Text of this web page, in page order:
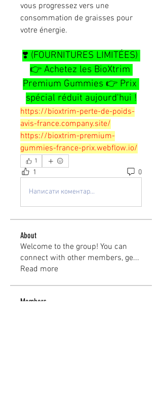
vous progressez vers une
consommation de graisses pour
votre énergie.
❣️ (FOURNITURES LIMITÉES)
👉 Achetez les BioXtrim
Premium Gummies 👉 Prix
spécial réduit aujourd'hui !
https://bioxtrim-perte-de-poids-
avis-france.company.site/
https://bioxtrim-premium-
gummies-france-prix.webflow.io/
1
1 0
Написати коментар...
About
Welcome to the group! You can
connect with other members, ge...
Read more
Members